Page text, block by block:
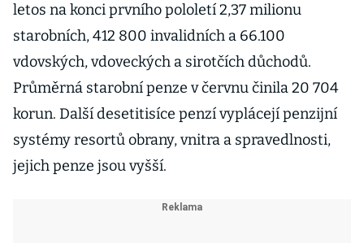
letos na konci prvního pololetí 2,37 milionu
starobních, 412 800 invalidních a 66.100
vdovských, vdoveckých a sirotčích důchodů.
Průměrná starobní penze v červnu činila 20 704
korun. Další desetitisíce penzí vyplácejí penzijní
systémy resortů obrany, vnitra a spravedlnosti,
jejich penze jsou vyšší.